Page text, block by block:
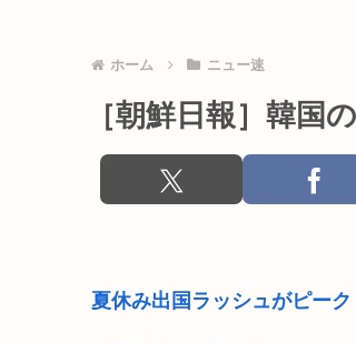
ホーム ニュー速
［朝鮮日報］韓国
夏休み出国ラッシュがピー